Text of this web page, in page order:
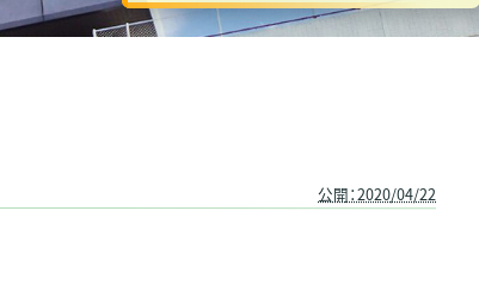
公開：2020/04/22